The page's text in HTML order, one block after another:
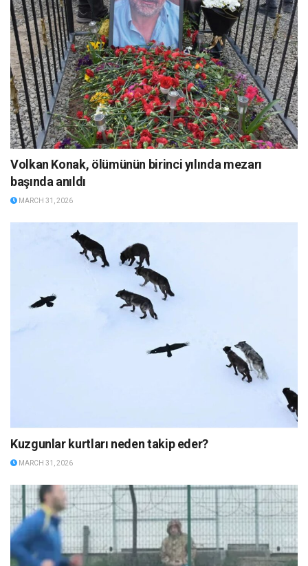
Volkan Konak, ölümünün birinci yılında mezarı
başında anıldı
MARCH 31, 2026
Kuzgunlar kurtları neden takip eder?
MARCH 31, 2026